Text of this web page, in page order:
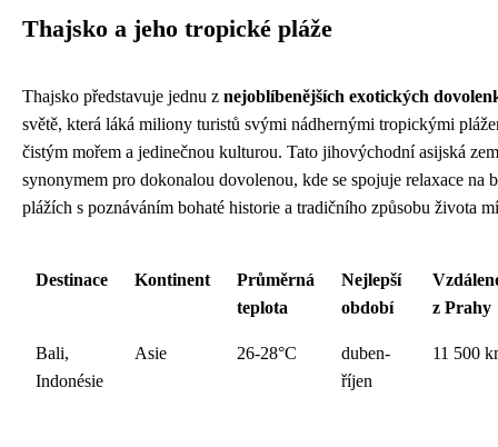
Thajsko a jeho tropické pláže
Thajsko představuje jednu z nejoblíbenějších exotických
světě, která láká miliony turistů svými nádhernými tropickými
čistým mořem a jedinečnou kulturou. Tato jihovýchodní asijská
synonymem pro dokonalou dovolenou, kde se spojuje relaxace na
plážích s poznáváním bohaté historie a tradičního způsobu života
Destinace Kontinent
Průměrná
teplota
Nejlepší
období
z Prahy
Bali,
Indonésie
Asie 26-28°C
duben-
říjen
11 500